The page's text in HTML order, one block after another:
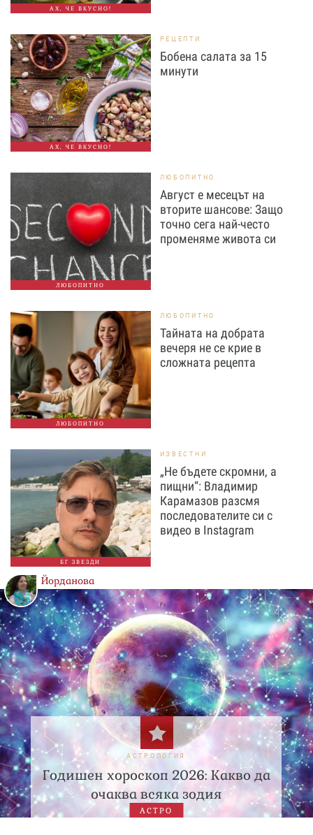
АХ, ЧЕ ВКУСНО!
АХ, ЧЕ ВКУСНО!
РЕЦЕПТИ
Бобена салата за 15
минути
ЛЮБОПИТНО
ЛЮБОПИТНО
Август е месецът на
вторите шансове: Защо
точно сега най-често
променяме живота си
ЛЮБОПИТНО
ЛЮБОПИТНО
Тайната на добрата
вечеря не се крие в
сложната рецепта
БГ ЗВЕЗДИ
ИЗВЕСТНИ
„Не бъдете скромни, а
пищни“: Владимир
Карамазов разсмя
последователите си с
видео в Instagram
Йорданова
АСТРОЛОГИЯ
Годишен хороскоп 2026: Какво да
очаква всяка зодия
АСТРО